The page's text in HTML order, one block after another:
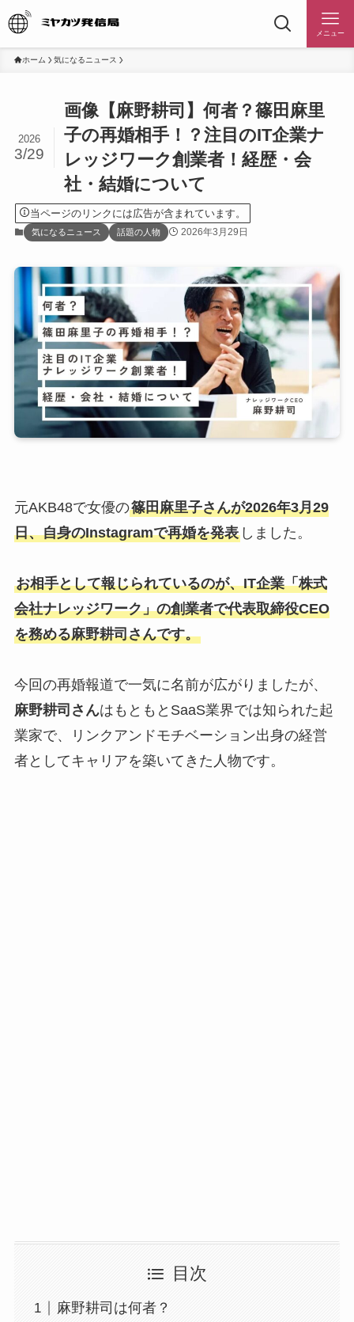
メニュー
ホーム 気になるニュース
画像【麻野耕司】何者？篠田麻里
子の再婚相手！？注目のIT企業ナ
レッジワーク創業者！経歴・会
社・結婚について
2026
3/29
当ページのリンクには広告が含まれています。
気になるニュース 話題の人物 2026年3月29日
元AKB48で女優の篠田麻里子さんが2026年3月29
日、自身のInstagramで再婚を発表しました。
お相手として報じられているのが、IT企業「株式
会社ナレッジワーク」の創業者で代表取締役CEO
を務める麻野耕司さんです。
今回の再婚報道で一気に名前が広がりましたが、
麻野耕司さんはもともとSaaS業界では知られた起
業家で、リンクアンドモチベーション出身の経営
者としてキャリアを築いてきた人物です。
目次
麻野耕司は何者？